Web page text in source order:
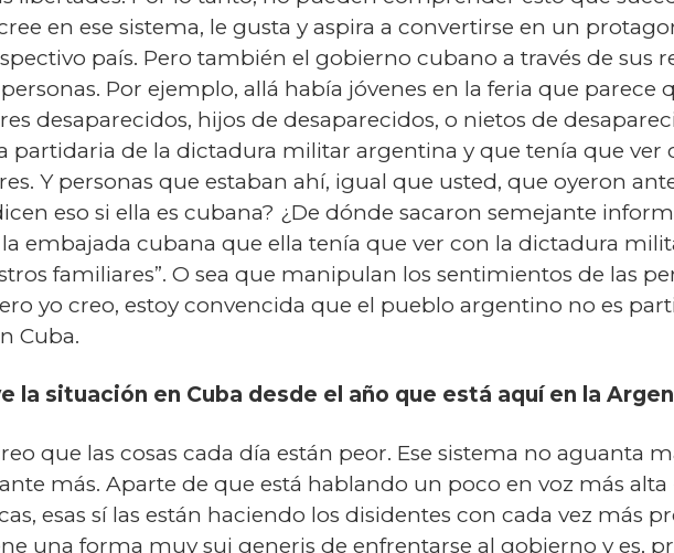
en ese sistema, le gusta y aspira a convertirse en un
país. Pero también el gobierno cubano a través de sus
Por ejemplo, allá había jóvenes en la feria que parece
desaparecidos, hijos de desaparecidos, o nietos de
partidaria de la dictadura militar argentina y que tenía que ver
Y personas que estaban ahí, igual que usted, que oyeron
eso si ella es cubana? ¿De dónde sacaron semejante
embajada cubana que ella tenía que ver con la dictadura
familiares”. O sea que manipulan los sentimientos de las
yo creo, estoy convencida que el pueblo argentino no es
Cuba.
la situación en Cuba desde el año que está aquí en la
que las cosas cada día están peor. Ese sistema no aguanta
más. Aparte de que está hablando un poco en voz más
esas sí las están haciendo los disidentes con cada vez más
una forma muy sui generis de enfrentarse al gobierno y es,